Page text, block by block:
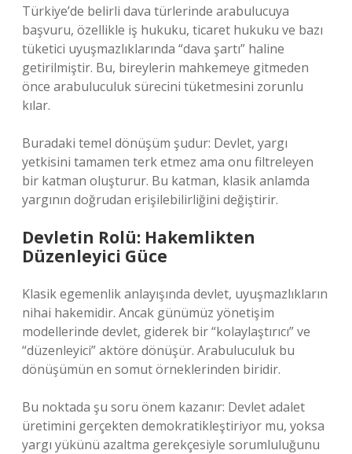
Türkiye’de belirli dava türlerinde arabulucuya
başvuru, özellikle iş hukuku, ticaret hukuku ve bazı
tüketici uyuşmazlıklarında “dava şartı” haline
getirilmiştir. Bu, bireylerin mahkemeye gitmeden
önce arabuluculuk sürecini tüketmesini zorunlu
kılar.
Buradaki temel dönüşüm şudur: Devlet, yargı
yetkisini tamamen terk etmez ama onu filtreleyen
bir katman oluşturur. Bu katman, klasik anlamda
yargının doğrudan erişilebilirliğini değiştirir.
Devletin Rolü: Hakemlikten
Düzenleyici Güce
Klasik egemenlik anlayışında devlet, uyuşmazlıkların
nihai hakemidir. Ancak günümüz yönetişim
modellerinde devlet, giderek bir “kolaylaştırıcı” ve
“düzenleyici” aktöre dönüşür. Arabuluculuk bu
dönüşümün en somut örneklerinden biridir.
Bu noktada şu soru önem kazanır: Devlet adalet
üretimini gerçekten demokratikleştiriyor mu, yoksa
yargı yükünü azaltma gerekçesiyle sorumluluğunu